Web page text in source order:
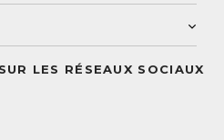
LES RÉSEAUX SOCIAUX